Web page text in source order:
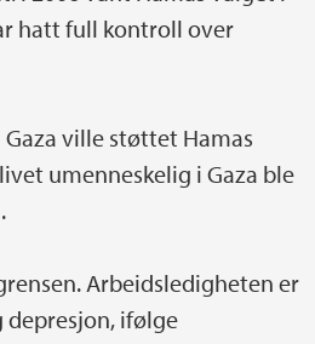
hatt full kontroll over
ville støttet Hamas
umenneskelig i Gaza ble
Arbeidsledigheten er
depresjon, ifølge